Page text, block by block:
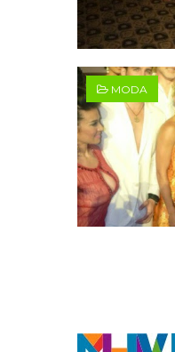
MODA